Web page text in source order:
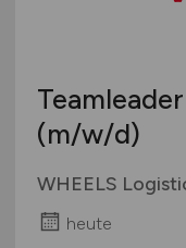
(m/w/d)
WHEELS
heute